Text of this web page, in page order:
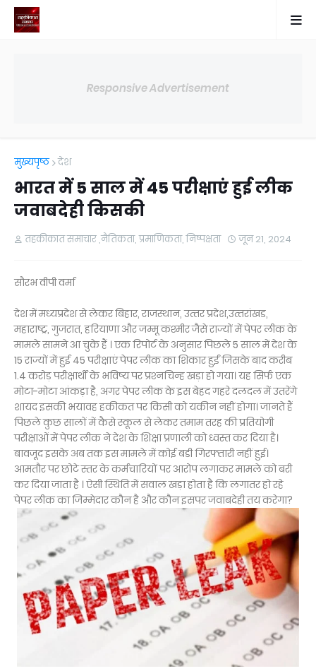
Responsive Advertisement
मुख्यपृष्ठ देश
भारत में 5 साल में 45 परीक्षाएं हुई लीक
जवाबदेही किसकी
तहकीकात समाचार ,नैतिकता, प्रमाणिकता, निष्पक्षता जून 21, 2024
सौरभ वीपी वर्मा
देश में मध्‍यप्रदेश से लेकर बिहार, राजस्‍थान, उत्‍तर प्रदेश,उत्‍तरांखड,
महाराष्‍ट्र, गुजरात, हरियाणा और जम्‍मू कश्‍मीर जैसे राज्यों में पेपर लीक के
मामले सामने आ चुके हैं । एक रिपोर्ट के अनुसार पिछले 5 साल में देश के
15 राज्यों में हुई 45 परीक्षाएं पेपर लीक का शिकार हुईं जिसके बाद करीब
1.4 करोड़ परीक्षार्थी के भविष्‍य पर प्रश्‍नचिन्‍ह खड़ा हो गया। यह सिर्फ एक
मोटा-मोटा आंकड़ा है, अगर पेपर लीक के इस बेहद गहरे दलदल में उतरेंगे
शायद इसकी भयावह हकीकत पर किसी को यकीन नहीं होगा। जानते हैं
पिछले कुछ सालों में कैसे स्‍कूल से लेकर तमाम तरह की प्रतियोगी
परीक्षाओं में पेपर लीक ने देश के शिक्षा प्रणाली को ध्वस्त कर दिया है।
बावजूद इसके अब तक इस मामले में कोई बडी गिरफ्तारी नहीं हुई।
आमतौर पर छोटे स्‍तर के कर्मचारियों पर आरोप लगाकर मामले को बरी
कर दिया जाता है । ऐसी स्थिति में सवाल खड़ा होता है कि लगातर हो रहे
पेपर लीक का जिम्मेदार कौन है और कौन इसपर जवाबदेही तय करेगा?